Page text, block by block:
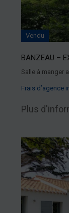
Vendu
BANZEAU –
Salle à manger
Frais d’agence
Plus